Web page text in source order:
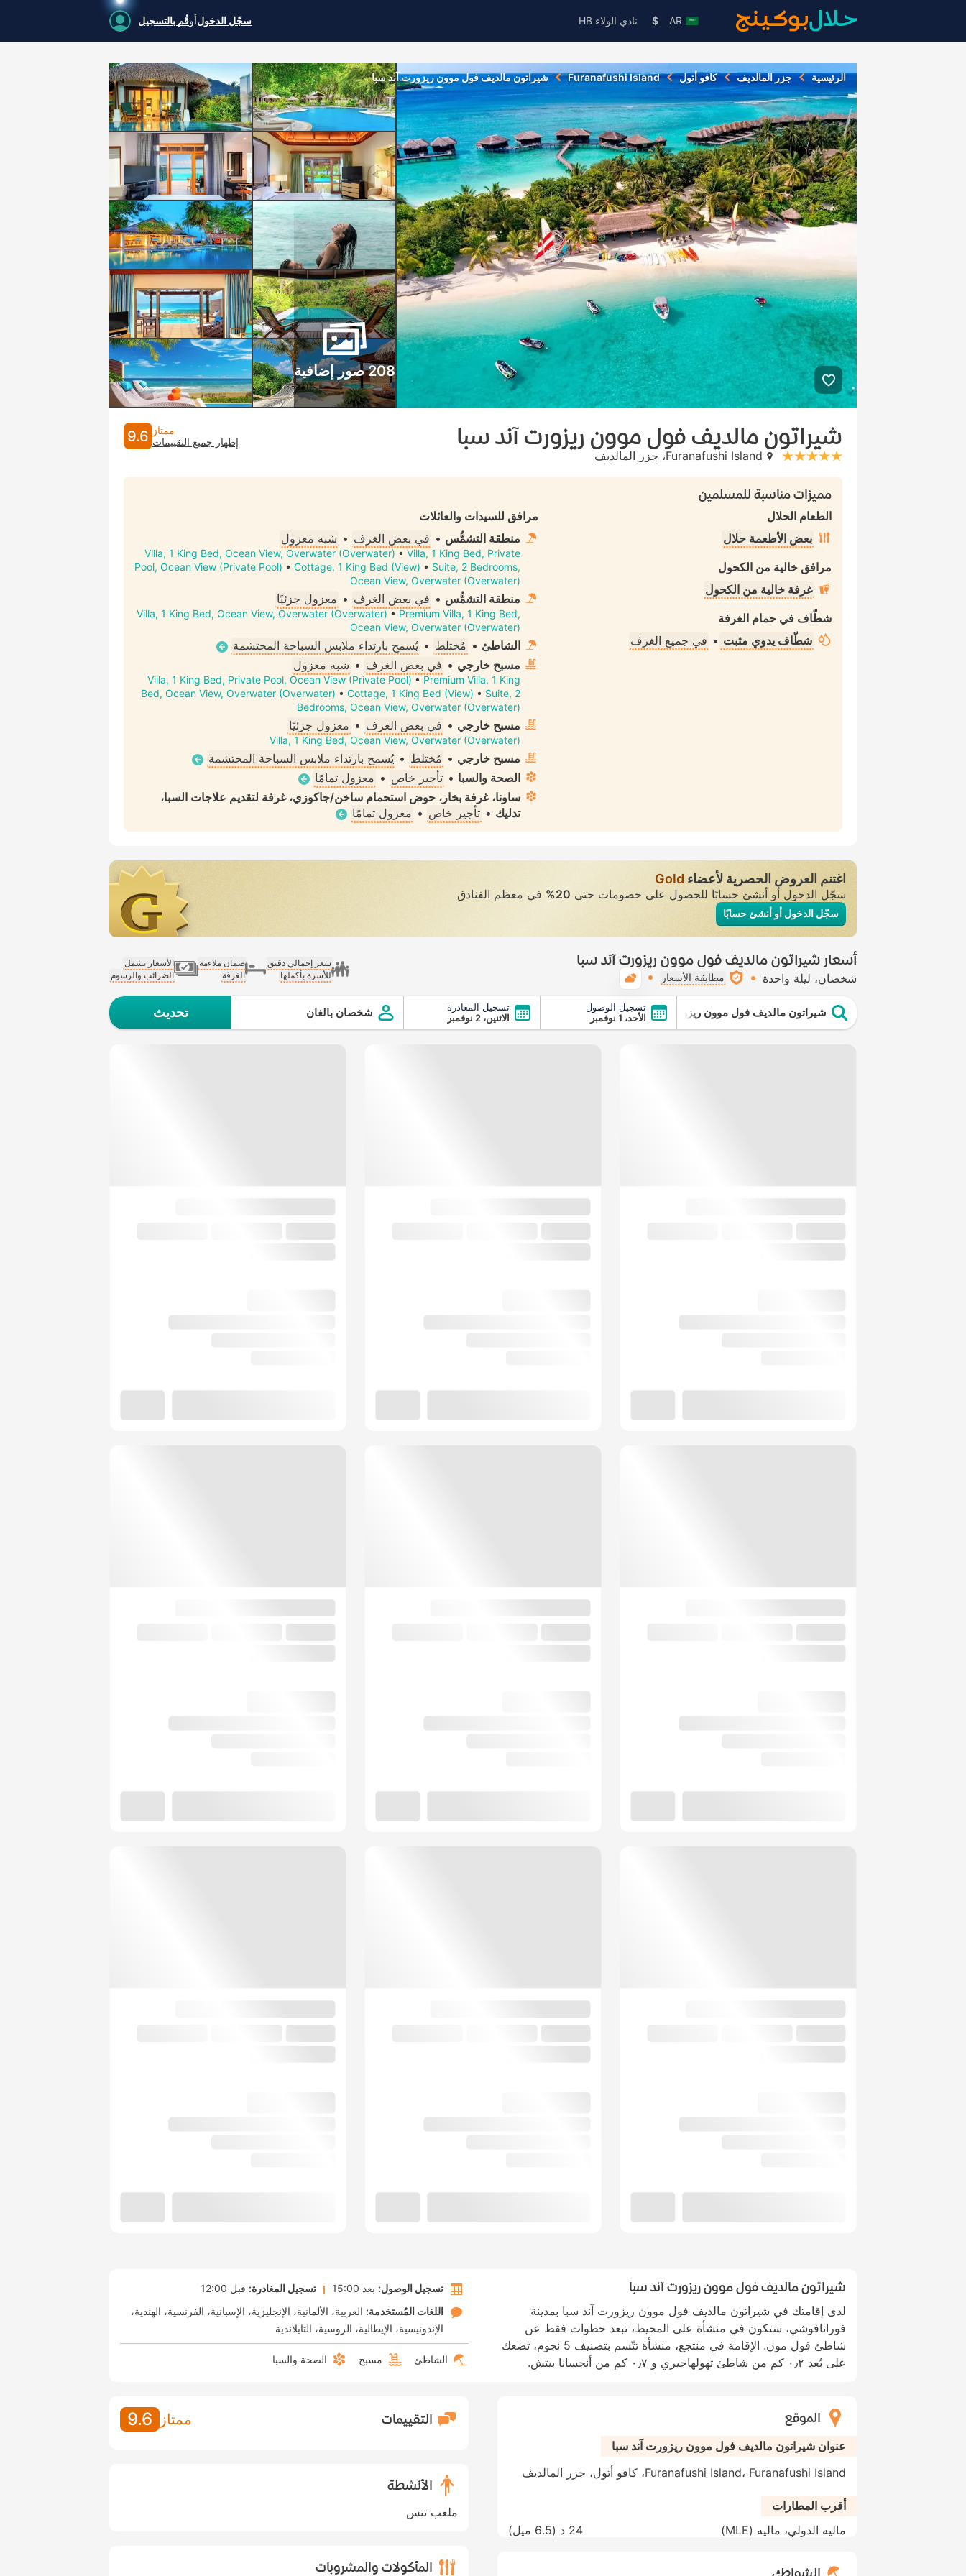
AR
$ نادي الولاء HB سجّل الدخولأوقُم بالتسجيل
الرئيسية جزر المالديف كافو أتول Furanafushi Island شيراتون مالديف فول موون ريزورت آند سبا
208 صور إضافية
شيراتون مالديف فول موون ريزورت آند سبا
stars: 5Furanafushi Island، جزر المالديف
ممتاز
إظهار جميع التقييمات 9.6
مميزات مناسبة للمسلمين
الطعام الحلال
بعض الأطعمة حلال
مرافق خالية من الكحول
غرفة خالية من الكحول
شطّاف في حمام الغرفة
شطّاف يدوي مثبت • في جميع الغرف
مرافق للسيدات والعائلات
منطقة التشمُّس • في بعض الغرف • شبه معزول
Villa, 1 King Bed, Ocean View, Overwater (Overwater) • Villa, 1 King Bed, Private
Pool, Ocean View (Private Pool) • Cottage, 1 King Bed (View) • Suite, 2 Bedrooms,
Ocean View, Overwater (Overwater)
منطقة التشمُّس • في بعض الغرف • معزول جزئيًا
Villa, 1 King Bed, Ocean View, Overwater (Overwater) • Premium Villa, 1 King Bed,
Ocean View, Overwater (Overwater)
الشاطئ • مُختلط • يُسمح بارتداء ملابس السباحة المحتشمة
مسبح خارجي • في بعض الغرف • شبه معزول
Villa, 1 King Bed, Private Pool, Ocean View (Private Pool) • Premium Villa, 1 King
Bed, Ocean View, Overwater (Overwater) • Cottage, 1 King Bed (View) • Suite, 2
Bedrooms, Ocean View, Overwater (Overwater)
مسبح خارجي • في بعض الغرف • معزول جزئيًا
Villa, 1 King Bed, Ocean View, Overwater (Overwater)
مسبح خارجي • مُختلط • يُسمح بارتداء ملابس السباحة المحتشمة
الصحة والسبا • تأجير خاص • معزول تمامًا
ساونا، غرفة بخار، حوض استحمام ساخن/جاكوزي، غرفة لتقديم علاجات السبا،
تدليك • تأجير خاص • معزول تمامًا
اغتنم العروض الحصرية لأعضاء Gold
سجّل الدخول أو أنشئ حسابًا للحصول على خصومات حتى 20% في معظم الفنادق
سجّل الدخول أو أنشئ حسابًا
أسعار شيراتون مالديف فول موون ريزورت آند سبا
شخصان ليلة واحدة مطابقة الأسعار
سعر إجمالي دقيق
للأسرة بأكملها
ضمان ملاءمة
الغرفة
الأسعار تشمل
الضرائب والرسوم
شيراتون مالديف فول موون ريزورت آند سباتسجيل الوصول
الأحد، 1 نوفمبر
تسجيل المغادرة
الاثنين، 2 نوفمبر
شخصان بالغان تحديث
شيراتون مالديف فول موون ريزورت آند سبا
لدى إقامتك في شيراتون مالديف فول موون ريزورت آند سبا بمدينة
فورانافوشي، ستكون في منشأة على المحيط، تبعد خطوات فقط عن
شاطئ فول مون. الإقامة في منتجع، منشأة تتّسم بتصنيف 5 نجوم، تضعك
على بُعد ٠٫٢ كم من شاطئ تهولهاجيري و ٠٫٧ كم من أنجسانا بيتش.
تسجيل الوصول: بعد 15:00 تسجيل المغادرة: قبل 12:00
اللغات المُستخدمة: العربية الألمانية الإنجليزية الإسبانية الفرنسية
الهندية
الإندونيسية
الإيطالية الروسية التايلاندية
الشاطئ مسبح الصحة والسبا
الموقع
عنوان شيراتون مالديف فول موون ريزورت آند سبا
Furanafushi Island، Furanafushi Island، كافو أتول، جزر المالديف
أقرب المطارات
ماليه الدولي، ماليه (MLE)
24 د ( 6.5 ميل )
التقييمات ممتاز 9.6
الأنشطة
ملعب تنس
المأكولات والمشروبات